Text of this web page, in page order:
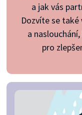
a jak vás
Dozvíte se také
a
pro